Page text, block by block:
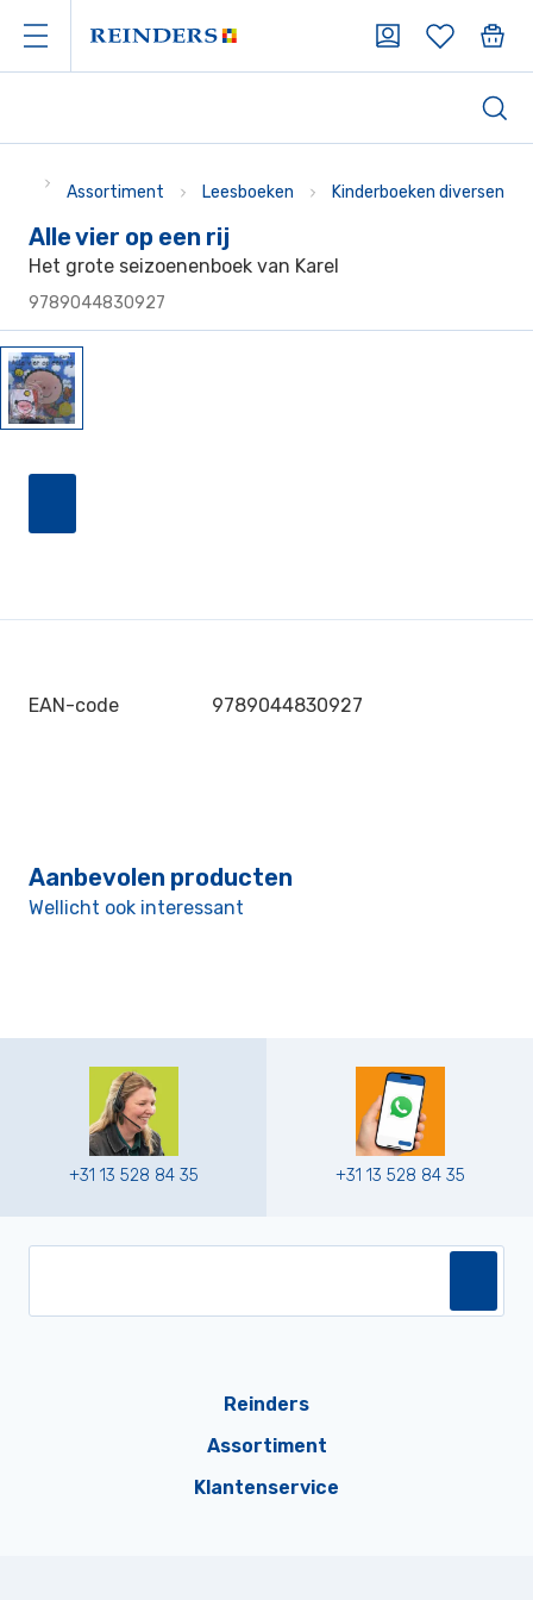
Assortiment Leesboeken Kinderboeken diversen
Alle vier op een rij
Het grote seizoenenboek van Karel
9789044830927
EAN-code 9789044830927
Aanbevolen producten
Wellicht ook interessant
+31 13 528 84 35 +31 13 528 84 35
Reinders
Assortiment
Klantenservice